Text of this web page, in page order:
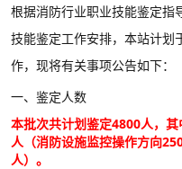
根据消防行业职业技能鉴定指
技能鉴定工作安排，本站计划
作，现将有关事项公告如下：
一、鉴定人数
本批次共计划鉴定4800人，
人（消防设施监控操作方向
人）。